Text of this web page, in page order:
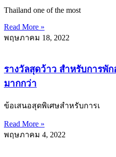
Thailand one of the most
Read More »
พฤษภาคม 18, 2022
รางวัลสุดว้าว สำหรับการพั
มากกว่า
ข้อเสนอสุดพิเศษสำหรับการเ
Read More »
พฤษภาคม 4, 2022